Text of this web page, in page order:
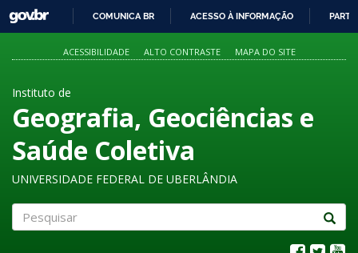
PARA
O
GOVBR
COMUNICA BR ACESSO À INFORMAÇÃO
ACESSIBILIDADE ALTO CONTRASTE MAPA DO SITE
Instituto de
Geografia, Geociências e
Saúde Coletiva
UNIVERSIDADE FEDERAL DE UBERLÂNDIA